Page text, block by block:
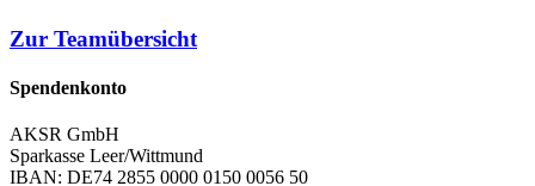
Zur Teamübersicht
Spendenkonto
AKSR GmbH
Sparkasse Leer/Wittmund
IBAN: DE74 2855 0000 0150 0056 50